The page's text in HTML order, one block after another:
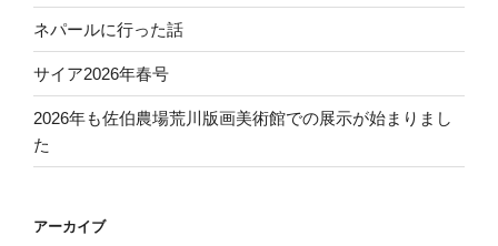
ネパールに行った話
サイア2026年春号
2026年も佐伯農場荒川版画美術館での展示が始まりまし
た
アーカイブ